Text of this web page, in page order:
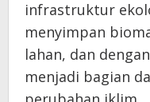
infrastruktur
menyimpan
lahan, dan
menjadi bagian